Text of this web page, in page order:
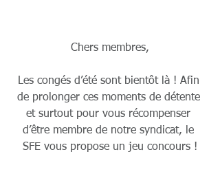
Chers membres,
Les congés d’été sont bientôt là ! Afin
de prolonger ces moments de détente
et surtout pour vous récompenser
d’être membre de notre syndicat, le
SFE vous propose un jeu concours !